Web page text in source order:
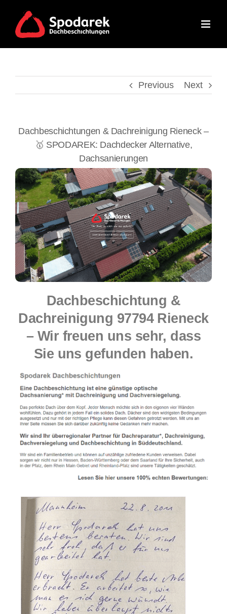
content
Previous Next
Dachbeschichtungen & Dachreinigung Rieneck –
🥇 SPODAREK: Dachdecker Alternative,
Dachsanierungen
Dachbeschichtung &
Dachreinigung 97794 Rieneck
– Wir freuen uns sehr, dass
Sie uns gefunden haben.